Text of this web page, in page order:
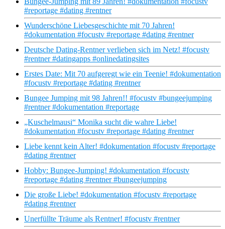
#reportage #dating #rentner
Wunderschöne Liebesgeschichte mit 70 Jahren!
#dokumentation #focustv #reportage #dating #rentner
Deutsche Dating-Rentner verlieben sich im Netz! #focustv
#rentner #datingapps #onlinedatingsites
Erstes Date: Mit 70 aufgeregt wie ein Teenie! #dokumentation
#focustv #reportage #dating #rentner
Bungee Jumping mit 98 Jahren!! #focustv #bungeejumping
#rentner #dokumentation #reportage
„Kuschelmausi“ Monika sucht die wahre Liebe!
#dokumentation #focustv #reportage #dating #rentner
Liebe kennt kein Alter! #dokumentation #focustv #reportage
#dating #rentner
Hobby: Bungee-Jumping! #dokumentation #focustv
#reportage #dating #rentner #bungeejumping
Die große Liebe! #dokumentation #focustv #reportage
#dating #rentner
Unerfüllte Träume als Rentner! #focustv #rentner